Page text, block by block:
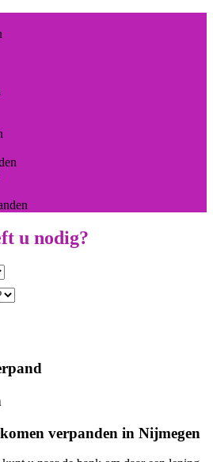
u nodig?
verpanden in Nijmegen